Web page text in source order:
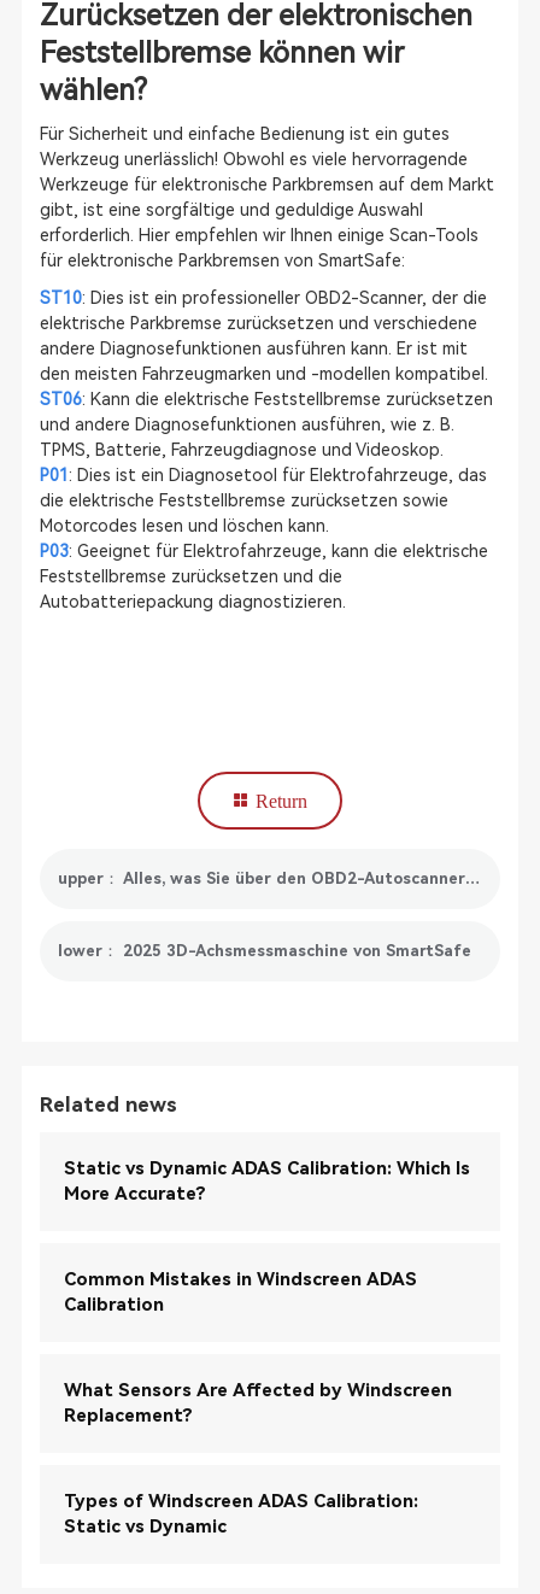
Zurücksetzen der elektronischen
Feststellbremse können wir
wählen?
Für Sicherheit und einfache Bedienung ist ein gutes
Werkzeug unerlässlich! Obwohl es viele hervorragende
Werkzeuge für elektronische Parkbremsen auf dem Markt
gibt, ist eine sorgfältige und geduldige Auswahl
erforderlich. Hier empfehlen wir Ihnen einige Scan-Tools
für elektronische Parkbremsen von SmartSafe:
ST10: Dies ist ein professioneller OBD2-Scanner, der die
elektrische Parkbremse zurücksetzen und verschiedene
andere Diagnosefunktionen ausführen kann. Er ist mit
den meisten Fahrzeugmarken und -modellen kompatibel.
ST06: Kann die elektrische Feststellbremse zurücksetzen
und andere Diagnosefunktionen ausführen, wie z. B.
TPMS, Batterie, Fahrzeugdiagnose und Videoskop.
P01 : Dies ist ein Diagnosetool für Elektrofahrzeuge, das
die elektrische Feststellbremse zurücksetzen sowie
Motorcodes lesen und löschen kann.
P03: Geeignet für Elektrofahrzeuge, kann die elektrische
Feststellbremse zurücksetzen und die
Autobatteriepackung diagnostizieren.
Return
upper： Alles, was Sie über den OBD2-Autoscanner wissen müssen
lower： 2025 3D-Achsmessmaschine von SmartSafe
Related news
Static vs Dynamic ADAS Calibration: Which Is
More Accurate?
Common Mistakes in Windscreen ADAS
Calibration
What Sensors Are Affected by Windscreen
Replacement?
Types of Windscreen ADAS Calibration:
Static vs Dynamic